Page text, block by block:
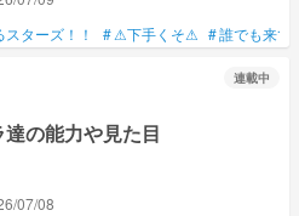
ターズ！！ #⚠下手くそ⚠ #誰でも来
連載中
の能力や見た目
07/08